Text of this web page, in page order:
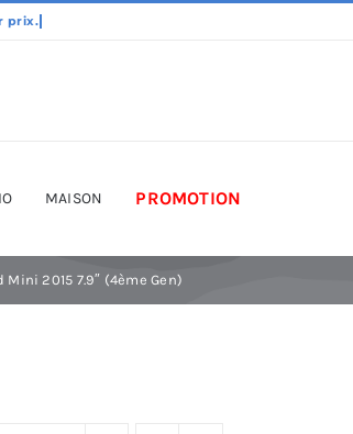
MAISON PROMOTION
Mini 2015 7.9″ (4ème Gen)